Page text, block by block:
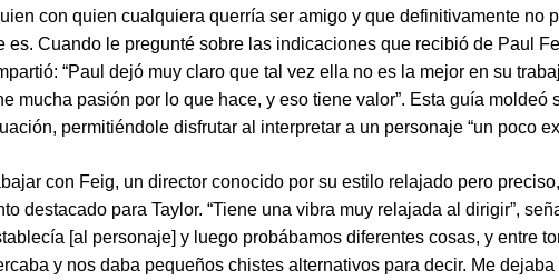
con quien cualquiera querría ser amigo y que definitivamente no
es. Cuando le pregunté sobre las indicaciones que recibió de Paul
“Paul dejó muy claro que tal vez ella no es la mejor en su
mucha pasión por lo que hace, y eso tiene valor”. Esta guía moldeó
permitiéndole disfrutar al interpretar a un personaje “un poco
con Feig, un director conocido por su estilo relajado pero
destacado para Taylor. “Tiene una vibra muy relajada al dirigir”,
[al personaje] y luego probábamos diferentes cosas, y entre
y nos daba pequeños chistes alternativos para decir. Me dejaba